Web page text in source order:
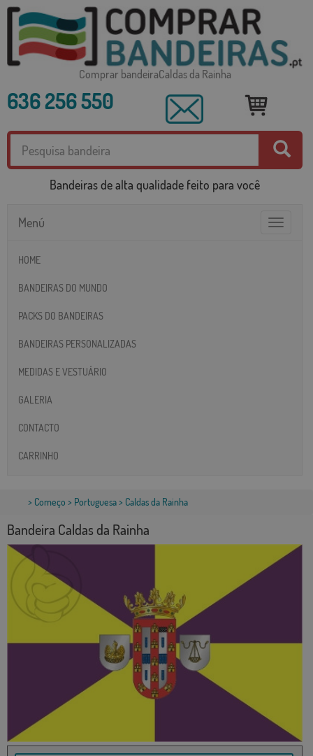
Comprar bandeiraCaldas da Rainha
636 256 550
Bandeiras de alta qualidade feito para você
Toggle
Menú
HOME
BANDEIRAS DO MUNDO
PACKS DO BANDEIRAS
BANDEIRAS PERSONALIZADAS
MEDIDAS E VESTUÁRIO
GALERIA
CONTACTO
CARRINHO
> Começo > Portuguesa> Caldas da Rainha
Bandeira Caldas da Rainha